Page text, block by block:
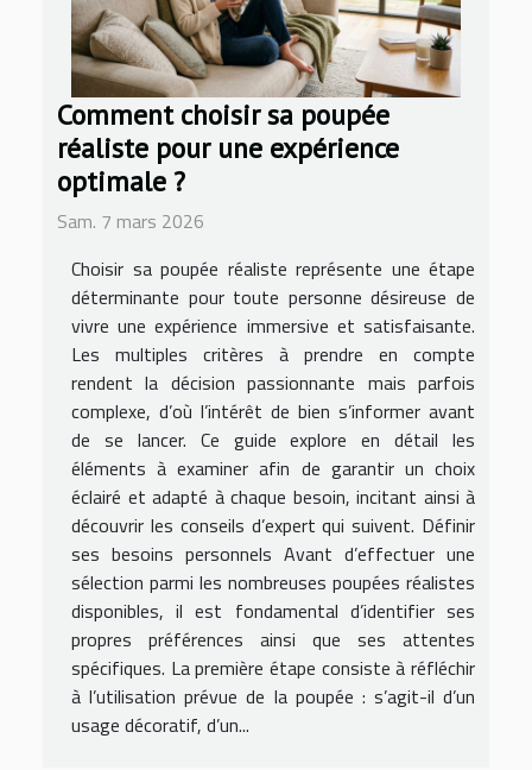
Comment choisir sa poupée
réaliste pour une expérience
optimale ?
Sam. 7 mars 2026
Choisir sa poupée réaliste représente une étape
déterminante pour toute personne désireuse de
vivre une expérience immersive et satisfaisante.
Les multiples critères à prendre en compte
rendent la décision passionnante mais parfois
complexe, d’où l’intérêt de bien s’informer avant
de se lancer. Ce guide explore en détail les
éléments à examiner afin de garantir un choix
éclairé et adapté à chaque besoin, incitant ainsi à
découvrir les conseils d’expert qui suivent. Définir
ses besoins personnels Avant d’effectuer une
sélection parmi les nombreuses poupées réalistes
disponibles, il est fondamental d’identifier ses
propres préférences ainsi que ses attentes
spécifiques. La première étape consiste à réfléchir
à l’utilisation prévue de la poupée : s’agit-il d’un
usage décoratif, d’un...